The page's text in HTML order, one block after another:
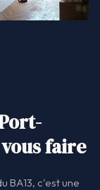
faire
BA13, c'est une